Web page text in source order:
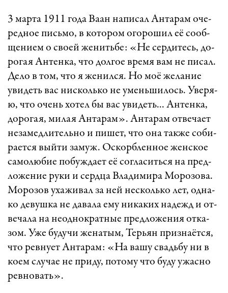
3 мар­та 1911 го­да Ва­ан на­пи­сал Ан­та­рам оче­
ред­ное пись­мо, в ко­то­ром ого­ро­шил её со­об­
ще­ни­ем о сво­ей же­нить­бе: «­Не сер­ди­тесь, до­
ро­гая Ан­тен­ка, что дол­гое вре­мя вам не пи­сал.
Де­ло в том, что я же­нил­ся. Но моё же­ла­ние
уви­деть вас нис­коль­ко не умень­ши­лось. Уве­ря­
ю, что очень хо­тел бы вас уви­деть... Ан­тен­ка,
до­ро­га­я, ми­лая Ан­та­рам». Ан­та­рам от­ве­ча­ет
не­за­мед­ли­тель­но и пи­шет, что она так­же со­би­
ра­ет­ся вый­ти за­муж. Ос­корб­лен­ное женс­кое
са­мо­лю­бие по­буж­да­ет её сог­ла­сить­ся на пред­
ло­же­ние ру­ки и серд­ца Вла­ди­ми­ра Мо­ро­зо­ва.
Мо­ро­зов уха­жи­вал за ней нес­коль­ко лет, од­на­
ко де­вуш­ка не да­ва­ла ему ни­ка­ких на­дежд и от­
ве­ча­ла на не­од­нок­рат­ные пред­ло­же­ния от­ка­
зом. Уже бу­ду­чи же­на­тым, Тер­ьян приз­на­ёт­ся,
что рев­ну­ет Ан­та­рам: «­На ва­шу свадь­бу ни в
ко­ем слу­чае не при­ду, по­то­му что бу­ду ужас­но
рев­но­вать».